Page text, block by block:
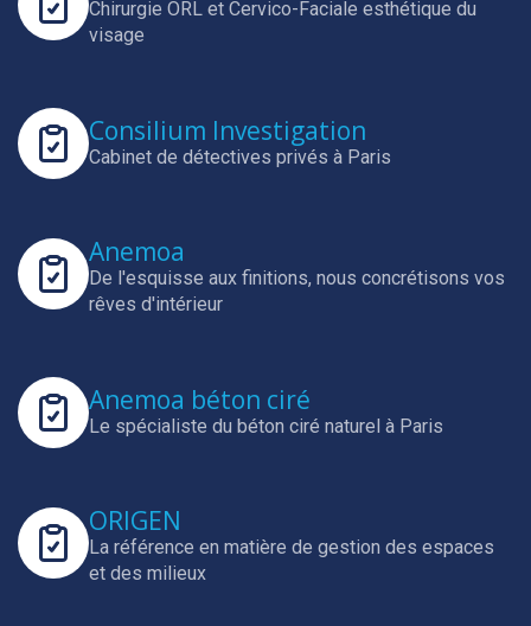
Chirurgie ORL et Cervico-Faciale esthétique du
visage
Consilium Investigation
Cabinet de détectives privés à Paris
Anemoa
De l'esquisse aux finitions, nous concrétisons vos
rêves d'intérieur
Anemoa béton ciré
Le spécialiste du béton ciré naturel à Paris
ORIGEN
La référence en matière de gestion des espaces
et des milieux